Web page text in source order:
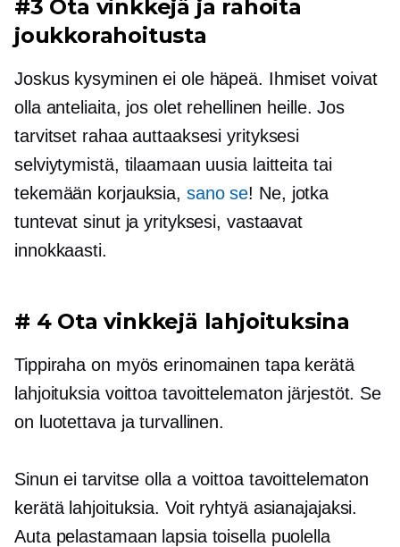
#3 Ota vinkkejä ja rahoita
joukkorahoitusta
Joskus kysyminen ei ole häpeä. Ihmiset voivat
olla anteliaita, jos olet rehellinen heille. Jos
tarvitset rahaa auttaaksesi yrityksesi
selviytymistä, tilaamaan uusia laitteita tai
tekemään korjauksia, sano se! Ne, jotka
tuntevat sinut ja yrityksesi, vastaavat
innokkaasti.
# 4 Ota vinkkejä lahjoituksina
Tippiraha on myös erinomainen tapa kerätä
lahjoituksia voittoa tavoittelematon järjestöt. Se
on luotettava ja turvallinen.
Sinun ei tarvitse olla a voittoa tavoittelematon
kerätä lahjoituksia. Voit ryhtyä asianajajaksi.
Auta pelastamaan lapsia toisella puolella